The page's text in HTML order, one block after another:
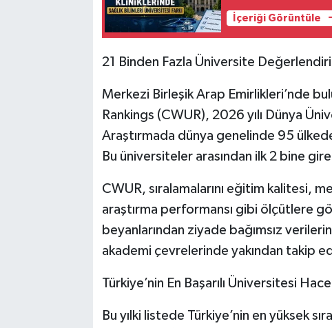
İçeriği Görüntüle
21 Binden Fazla Üniversite
Merkezi Birleşik Arap Emirlikleri’nde
Rankings (CWUR), 2026 yılı Dünya
Araştırmada dünya genelinde 95
Bu üniversiteler arasından ilk 2 bine
CWUR, sıralamalarını eğitim kalitesi,
araştırma performansı gibi ölçütlere
beyanlarından ziyade bağımsız
akademi çevrelerinde yakından takip
Türkiye’nin En Başarılı Üniversitesi
Bu yılki listede Türkiye’nin en yüksek